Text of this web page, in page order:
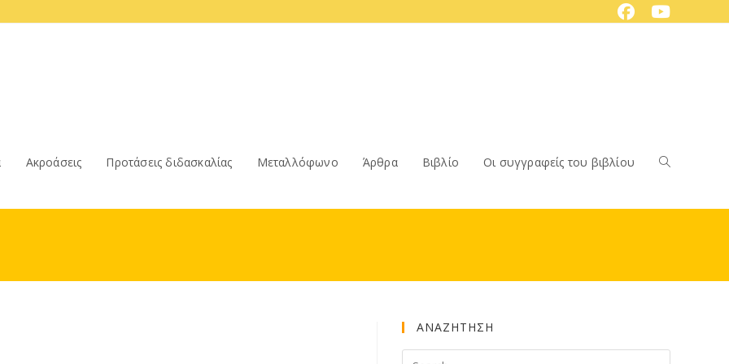
Ακροάσεις Προτάσεις διδασκαλίας Μεταλλόφωνο Άρθρα Βιβλίο Οι συγγραφείς του βιβλίου Toggle
search
ΑΝΑΖΗΤΗΣΗ